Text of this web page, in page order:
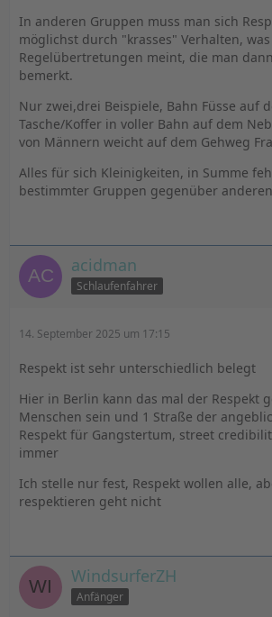
In anderen Gruppen muss man sich
möglichst durch "krasses" Verhalten,
Regelübertretungen meint, die man
bemerkt.
Nur zwei,drei Beispiele, Bahn Füsse auf
Tasche/Koffer in voller Bahn auf dem
von Männern weicht auf dem Gehweg
Alles für sich Kleinigkeiten, in Summe
bestimmter Gruppen gegenüber anderen
acidman
Schlaufenfahrer
14. September 2025 um 17:15
Respekt ist sehr unterschiedlich belegt
Hier in Berlin kann das mal der Respekt
Menschen sein und 1 Straße der
Respekt für Gangstertum, street
immer
Ich stelle nur fest, Respekt wollen alle,
respektieren geht nicht
WindsurferZH
Anfänger